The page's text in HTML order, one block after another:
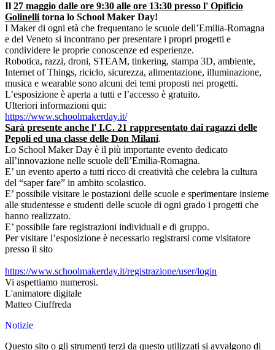
Il 27 maggio dalle ore 9:30 alle ore 13:30 presso l' Opificio
Golinelli torna lo School Maker Day!
I Maker di ogni età che frequentano le scuole dell’Emilia-Romagna
e del Veneto si incontrano per presentare i propri progetti e
condividere le proprie conoscenze ed esperienze.
Robotica, razzi, droni, STEAM, tinkering, stampa 3D, ambiente,
Internet of Things, riciclo, sicurezza, alimentazione, illuminazione,
musica e wearable sono alcuni dei temi proposti nei progetti.
L’esposizione è aperta a tutti e l’accesso è gratuito.
Ulteriori informazioni qui:
https://www.schoolmakerday.it/
Sarà presente anche l' I.C. 21 rappresentato dai ragazzi delle
Pepoli ed una classe delle Don Milani.
Lo School Maker Day è il più importante evento dedicato
all’innovazione nelle scuole dell’Emilia-Romagna.
E’ un evento aperto a tutti ricco di creatività che celebra la cultura
del “saper fare” in ambito scolastico.
E’ possibile visitare le postazioni delle scuole e sperimentare insieme
alle studentesse e studenti delle scuole di ogni grado i progetti che
hanno realizzato.
E’ possibile fare registrazioni individuali e di gruppo.
Per visitare l’esposizione è necessario registrarsi come visitatore
presso il sito
https://www.schoolmakerday.it/registrazione/user/login
Vi aspettiamo numerosi.
L'animatore digitale
Matteo Ciuffreda
Notizie
Questo sito o gli strumenti terzi da questo utilizzati si avvalgono di